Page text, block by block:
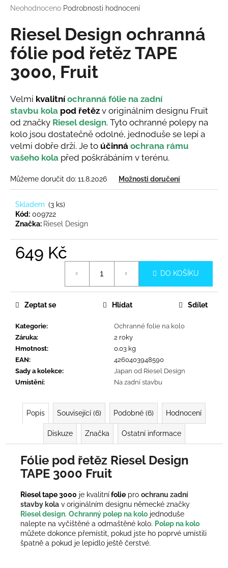
Průměrné
produktu
je
0,0
hvězdiček.
Neohodnoceno Podrobnosti hodnocení
Riesel Design ochranná
fólie pod řetěz TAPE
3000, Fruit
Velmi kvalitníochranná fólie na zadní
stavbu kola pod řetěz v originálním designu Fruit
od značky Riesel design. Tyto ochranné polepy na
kolo jsou dostatečně odolné, jednoduše se lepí a
velmi dobře drží. Je to účinná ochrana rámu
vašeho kola před poškrábáním v terénu.
Můžeme doručit do: 11.8.2026 Možnosti doručení
Skladem (3 ks)
Kód: 009722
Značka: Riesel Design
649 Kč
DO KOŠÍKU
Kategorie:
Ochranné folie na kolo
Záruka:
2 roky
Hmotnost:
0.03 kg
EAN:
4260403948590
Sady a kolekce:
Japan od Riesel Design
Umístění: Na zadní stavbu
Zeptat se Hlídat Sdílet
Popis Související (6) Podobné (6) Hodnocení
Diskuze Značka Ostatní informace
Fólie pod řetěz Riesel Design
TAPE 3000 Fruit
Riesel tape 3000 je kvalitnífolie pro ochranu zadní
stavby kola v originálním designu německé značky
Riesel design. Ochranný polep na kolo jednoduše
nalepte na vyčištěné a odmaštěné kolo. Polep na kolo
můžete dokonce přemístit, pokud jste ho poprvé umístili
špatně a pokud je lepidlo ještě čerstvé.
a
j
í
t
?
HLEDAT
D
o
p
u
č
u